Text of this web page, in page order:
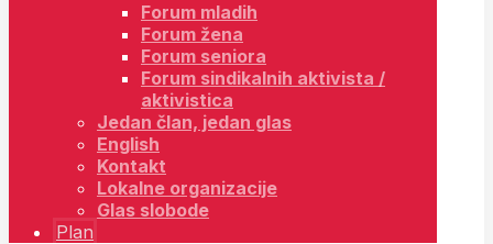
Forum mladih
Forum žena
Forum seniora
Forum sindikalnih aktivista /
aktivistica
Jedan član, jedan glas
English
Kontakt
Lokalne organizacije
Glas slobode
Plan